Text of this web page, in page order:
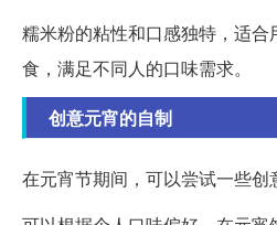
糯米粉的粘性和口感独特，适
食，满足不同人的口味需求。
创意元宵的自制
在元宵节期间，可以尝试一些创